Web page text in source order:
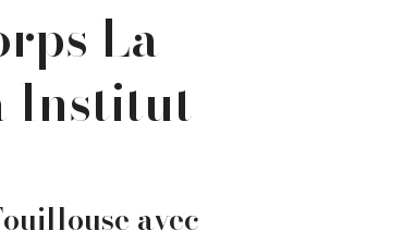
La
Institut
avec